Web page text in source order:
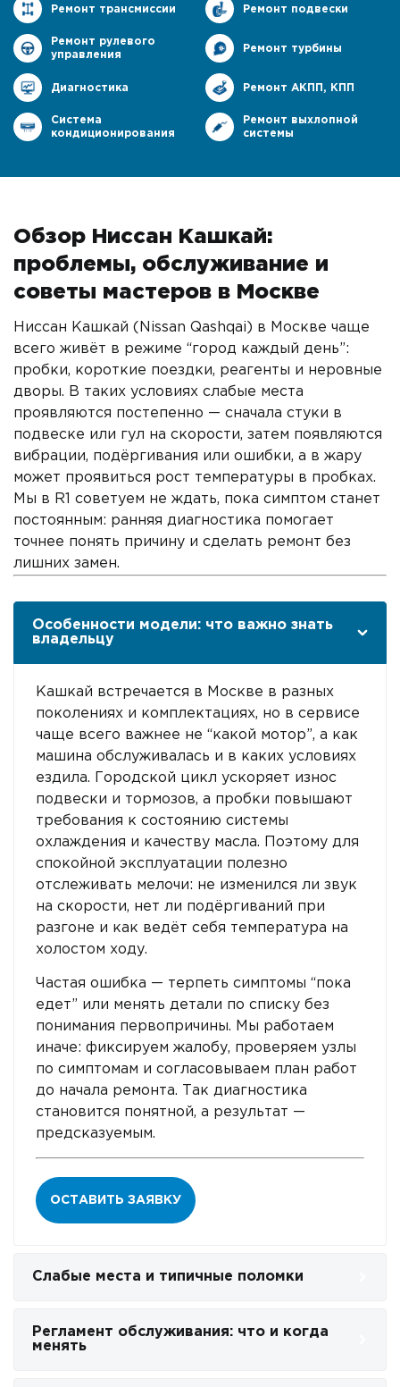
Ремонт трансмиссии Ремонт подвески
Ремонт рулевого
управления
Ремонт турбины
Диагностика Ремонт АКПП, КПП
Система
кондиционирования
Ремонт выхлопной
системы
Обзор Ниссан Кашкай:
проблемы, обслуживание и
советы мастеров в Москве
Ниссан Кашкай (Nissan Qashqai) в Москве чаще
всего живёт в режиме “город каждый день”:
пробки, короткие поездки, реагенты и неровные
дворы. В таких условиях слабые места
проявляются постепенно — сначала стуки в
подвеске или гул на скорости, затем появляются
вибрации, подёргивания или ошибки, а в жару
может проявиться рост температуры в пробках.
Мы в R1 советуем не ждать, пока симптом станет
постоянным: ранняя диагностика помогает
точнее понять причину и сделать ремонт без
лишних замен.
Особенности модели: что важно знать
владельцу
Кашкай встречается в Москве в разных
поколениях и комплектациях, но в сервисе
чаще всего важнее не “какой мотор”, а как
машина обслуживалась и в каких условиях
ездила. Городской цикл ускоряет износ
подвески и тормозов, а пробки повышают
требования к состоянию системы
охлаждения и качеству масла. Поэтому для
спокойной эксплуатации полезно
отслеживать мелочи: не изменился ли звук
на скорости, нет ли подёргиваний при
разгоне и как ведёт себя температура на
холостом ходу.
Частая ошибка — терпеть симптомы “пока
едет” или менять детали по списку без
понимания первопричины. Мы работаем
иначе: фиксируем жалобу, проверяем узлы
по симптомам и согласовываем план работ
до начала ремонта. Так диагностика
становится понятной, а результат —
предсказуемым.
ОСТАВИТЬ ЗАЯВКУ
Слабые места и типичные поломки
Регламент обслуживания: что и когда
менять